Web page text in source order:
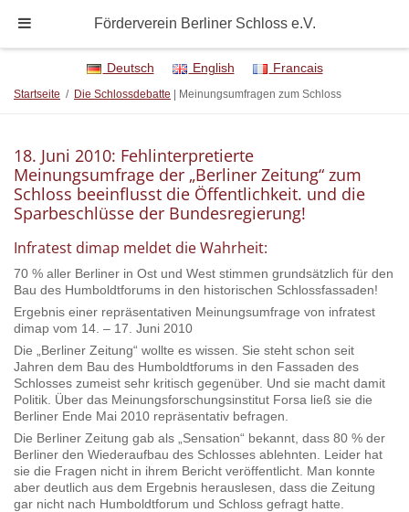
Deutsch English Francais
Startseite / Die Schlossdebatte | Meinungsumfragen zum Schloss
18. Juni 2010: Fehlinterpretierte
Meinungsumfrage der „Berliner Zeitung“ zum
Schloss beeinflusst die Öffentlichkeit. und die
Sparbeschlüsse der Bundesregierung!
Infratest dimap meldet die Wahrheit:
70 % aller Berliner in Ost und West stimmen grundsätzlich für den
Bau des Humboldtforums in den historischen Schlossfassaden!
Ergebnis einer repräsentativen Meinungsumfrage von infratest
dimap vom 14. – 17. Juni 2010
Die „Berliner Zeitung“ wollte es wissen. Sie steht schon seit
Jahren dem Bau des Humboldtforums in den Fassaden des
Schlosses zumeist sehr kritisch gegenüber. Und sie macht damit
Politik. Über das Meinungsforschungsinstitut Forsa ließ sie die
Berliner Ende Mai 2010 repräsentativ befragen.
Die Berliner Zeitung gab als „Sensation“ bekannt, dass 80 % der
Berliner den Wiederaufbau des Schlosses ablehnten. Leider hat
sie die Fragen nicht in ihrem Bericht veröffentlicht. Man konnte
aber deutlich aus dem Ergebnis herauslesen, dass die Zeitung
gar nicht nach Humboldtforum und Schloss gefragt hatte.
Förderverein Berliner Schloss e.V.